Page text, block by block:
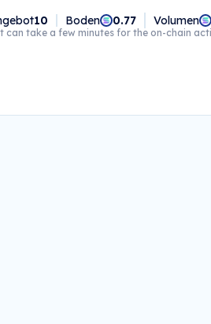
10 Boden 0.77 Volumen
can take a few minutes for the on-chain